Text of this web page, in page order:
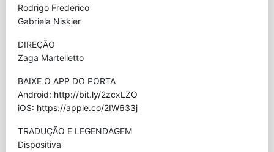
Rodrigo Frederico
Gabriela Niskier
DIREÇÃO
Zaga Martelletto
BAIXE O APP DO PORTA
Android: http://bit.ly/2zcxLZO
iOS: https://apple.co/2IW633j
TRADUÇÃO E LEGENDAGEM
Dispositiva